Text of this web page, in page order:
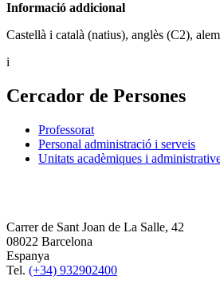
Informació addicional
Castellà i català (natius), anglès (C2),
i
Cercador de Persones
Professorat
Personal administració i serveis
Unitats acadèmiques i
Carrer de Sant Joan de La Salle, 42
08022 Barcelona
Espanya
Tel. (+34) 932902400